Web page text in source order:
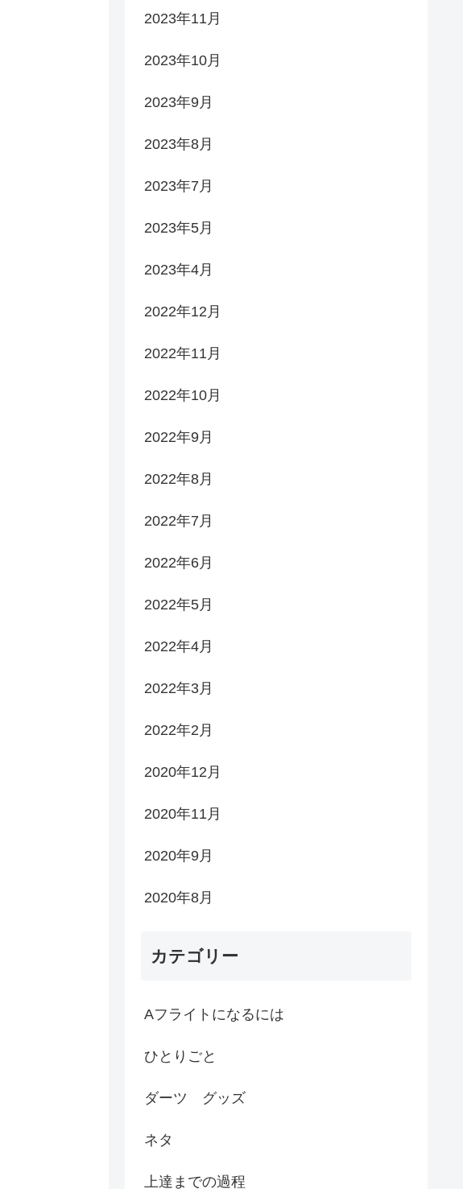
2023年11月
2023年10月
2023年9月
2023年8月
2023年7月
2023年5月
2023年4月
2022年12月
2022年11月
2022年10月
2022年9月
2022年8月
2022年7月
2022年6月
2022年5月
2022年4月
2022年3月
2022年2月
2020年12月
2020年11月
2020年9月
2020年8月
カテゴリー
Aフライトになるには
ひとりごと
ダーツ グッズ
ネタ
上達までの過程